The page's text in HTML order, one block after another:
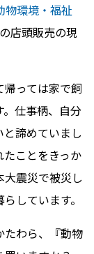
物環境・福祉
店頭販売の現
っては家で飼
仕事柄、自分
諦めていまし
ことをきっか
震災で被災し
しています。
たわら、『動物